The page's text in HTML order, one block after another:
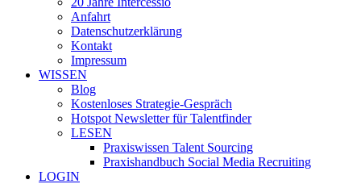
Anfahrt
Datenschutzerklärung
Kontakt
Impressum
WISSEN
Blog
Kostenloses Strategie-Gespräch
Hotspot Newsletter für Talentfinder
LESEN
Praxiswissen Talent Sourcing
Praxishandbuch Social Media Recruiting
LOGIN